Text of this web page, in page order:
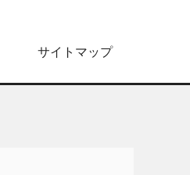
サイトマップ